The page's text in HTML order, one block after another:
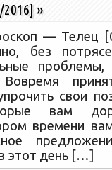
»
— Телец
без
свои
вам
времени
этот день […]